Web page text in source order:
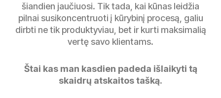
šiandien jaučiuosi. Tik tada, kai kūnas leidžia
pilnai susikoncentruoti į kūrybinį procesą, galiu
dirbti ne tik produktyviau, bet ir kurti maksimalią
vertę savo klientams.
Štai kas man kasdien padeda išlaikyti tą
skaidrų atskaitos tašką.